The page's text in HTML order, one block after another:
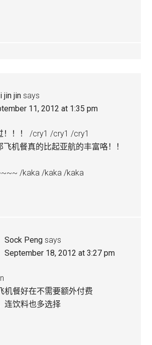
jin jin says
11, 2012 at 1:35 pm
！！！ /cry1 /cry1 /cry1
机餐真的比起亚航的丰富咯！！
/kaka /kaka /kaka
Sock Peng says
September 18, 2012 at 3:27 pm
机餐好在不需要额外付费
连饮料也多选择